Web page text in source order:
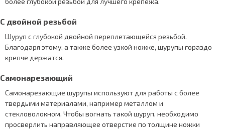
С двойной резьбой
Шуруп с глубокой двойной переплетающейся резьбой.
Благодаря этому, а также более узкой ножке, шурупы гораздо
крепче держатся.
Самонарезающий
Самонарезающие шурупы используют для работы с более
твердыми материалами, например металлом и
стекловолокном. Чтобы вогнать такой шуруп, необходимо
просверлить направляющее отверстие по толщине ножки